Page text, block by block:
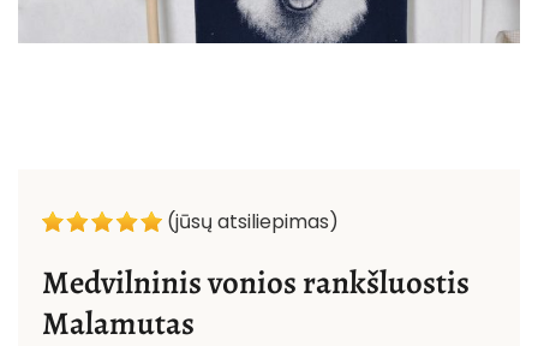
(jūsų atsiliepimas)
Medvilninis vonios rankšluostis
Malamutas